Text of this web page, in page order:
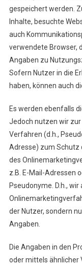
gespeichert werden.
Inhalte, besuchte
auch
verwendete Browser,
Angaben zu
Sofern Nutzer in die
haben, können auch
Es werden ebenfalls
Jedoch nutzen wir
Verfahren (d.h.,
Adresse) zum Schutz
des
z.B. E-Mail-Adressen
Pseudonyme. D.h.,
der Nutzer, sondern
Angaben.
Die Angaben in den
oder mittels ähnlicher